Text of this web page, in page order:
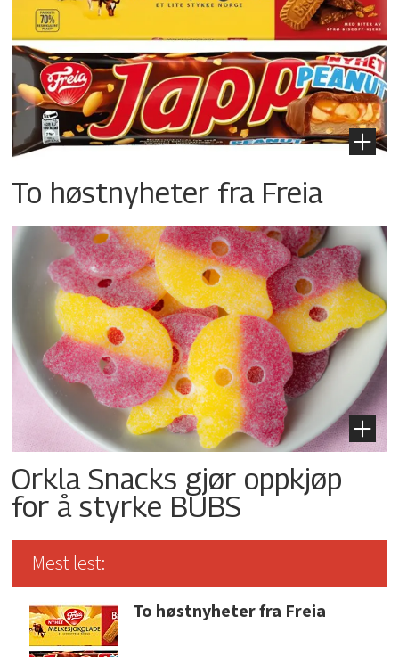
To høstnyheter fra Freia
Orkla Snacks gjør oppkjøp
for å styrke BUBS
Mest lest:
To høstnyheter fra Freia